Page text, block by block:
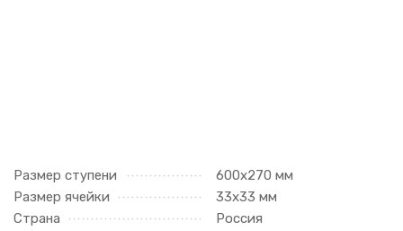
Размер ступени
600х270 мм
Размер ячейки
33х33 мм
Страна
Россия